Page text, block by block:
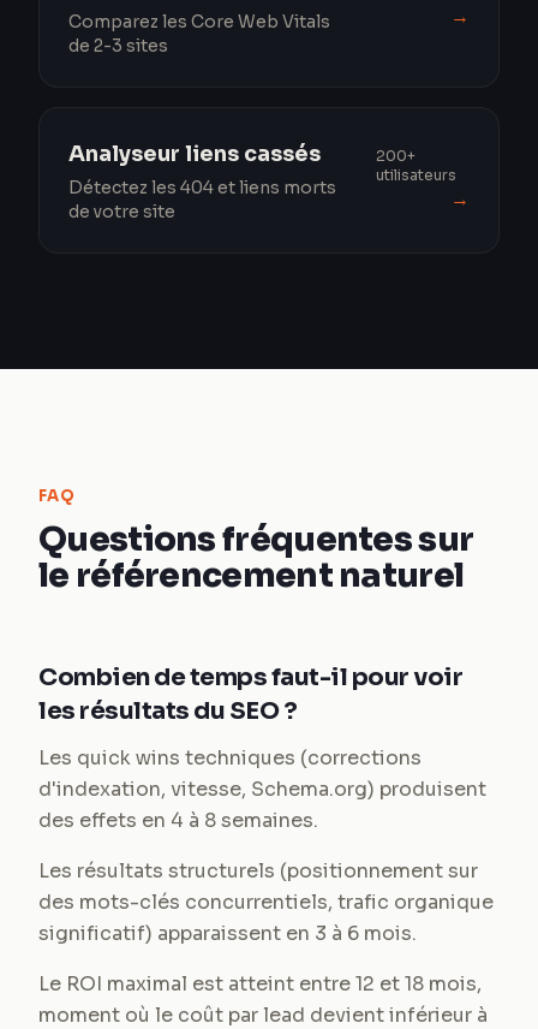
Comparez les Core Web Vitals
de 2-3 sites
→
Analyseur liens cassés
Détectez les 404 et liens morts
de votre site
200+
utilisateurs
→
FAQ
Questions fréquentes sur
le référencement naturel
Combien de temps faut-il pour voir
les résultats du SEO ?
Les quick wins techniques (corrections
d'indexation, vitesse, Schema.org) produisent
des effets en 4 à 8 semaines.
Les résultats structurels (positionnement sur
des mots-clés concurrentiels, trafic organique
significatif) apparaissent en 3 à 6 mois.
Le ROI maximal est atteint entre 12 et 18 mois,
moment où le coût par lead devient inférieur à